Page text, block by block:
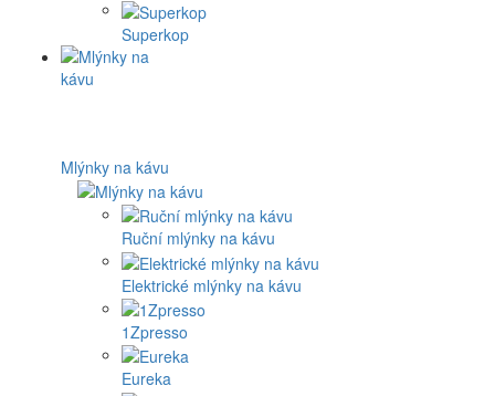
Superkop
Mlýnky na kávu
Ruční mlýnky na kávu
Elektrické mlýnky na kávu
1Zpresso
Eureka